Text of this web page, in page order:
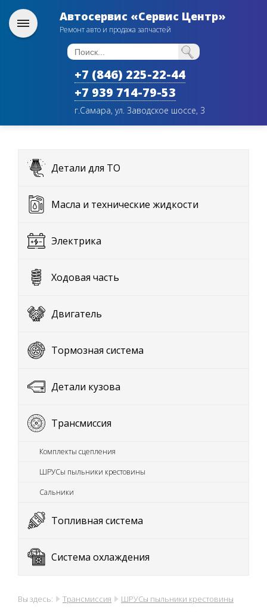
Автосервис «Сервис Центр»
Ремонт авто и продажа запчастей
+7 (846) 225-22-44
+7 939 714-79-53
г.Самара, ул. Заводское шоссе, 3
Детали для ТО
Масла и технические жидкости
Электрика
Ходовая часть
Двигатель
Тормозная система
Детали кузова
Трансмиссия
Комплекты сцепления
ШРУСы пыльники крестовины
Сальники
Топливная система
Система охлаждения
Вы здесь: Трансмиссия ШРУСы пыльники крестовины